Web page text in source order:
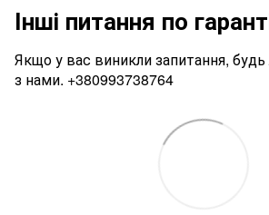
Інші питання по
Якщо у вас виникли запитання, будь
з нами. +380993738764